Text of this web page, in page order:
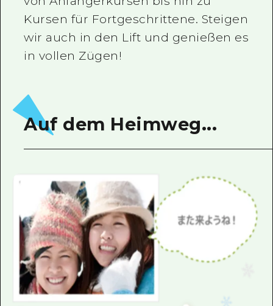
Kursen für Fortgeschrittene. Steigen
wir auch in den Lift und genießen es
in vollen Zügen!
Auf dem Heimweg...